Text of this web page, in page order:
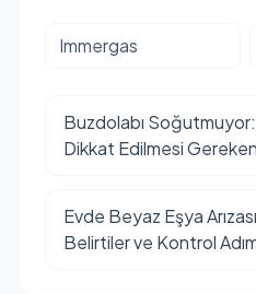
Immergas
Buzdolabı
Dikkat Edilmesi
Evde Beyaz Eşya Arızası
Belirtiler ve Kontrol